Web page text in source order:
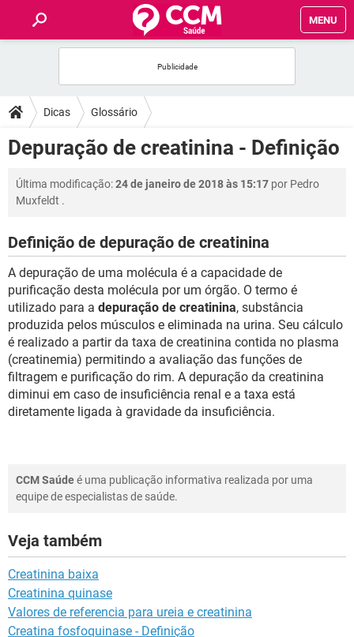
MENU
FÓRUM
SAÚDE
FAMÍLIA
SEXUALIDADE
GLOSSÁRIO
Dicas Glossário
Depuração de creatinina - Definição
Última modificação:24 de janeiro de 2018 às 15:17 por Pedro
Muxfeldt .
Definição de depuração de creatinina
A depuração de uma molécula é a capacidade de
purificação desta molécula por um órgão. O termo é
utilizado para a depuração de creatinina, substância
produzida pelos músculos e eliminada na urina. Seu cálculo
é realizado a partir da taxa de creatinina contida no plasma
(creatinemia) permitindo a avaliação das funções de
filtragem e purificação do rim. A depuração da creatinina
diminui em caso de insuficiência renal e a taxa está
diretamente ligada à gravidade da insuficiência.
CCM Saúdeé uma publicação informativa realizada por uma
equipe de especialistas de saúde.
Veja também
Creatinina baixa
Creatinina quinase
Valores de referencia para ureia e creatinina
Creatina fosfoquinase - Definição